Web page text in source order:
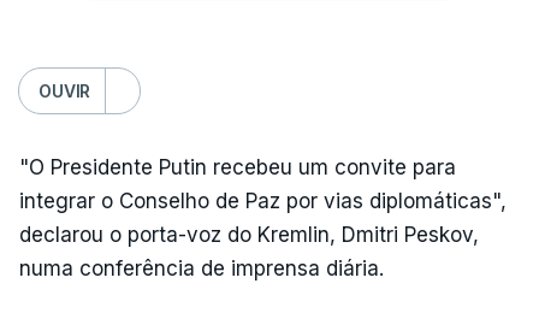
OUVIR
"O Presidente Putin recebeu um convite para
integrar o Conselho de Paz por vias diplomáticas",
declarou o porta-voz do Kremlin, Dmitri Peskov,
numa conferência de imprensa diária.